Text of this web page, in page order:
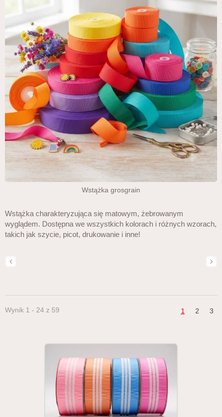
Wstążka grosgrain
Wstążka charakteryzująca się matowym, żebrowanym
wyglądem. Dostępna we wszystkich kolorach i różnych wzorach,
takich jak szycie, picot, drukowanie i inne!
Wynik 1 - 24 z 59 1 2 3